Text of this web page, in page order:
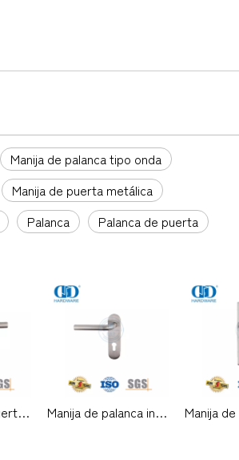
Manija de palanca tipo onda
Manija de puerta metálica
Palanca Palanca de puerta
Cerradura de puerta dividida silenciosa, manija de palanca de puerta de madera para sala de estar con placa rectangular -DDTP009 Manija de palanca interior de acero inoxidable de alta calidad con placa para puertas de metal-DDTP008